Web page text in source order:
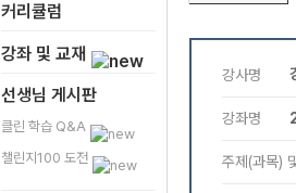
커리큘럼
강좌 및 교재
선생님 게시판
클린 학습 Q&A
챌린지100 도전